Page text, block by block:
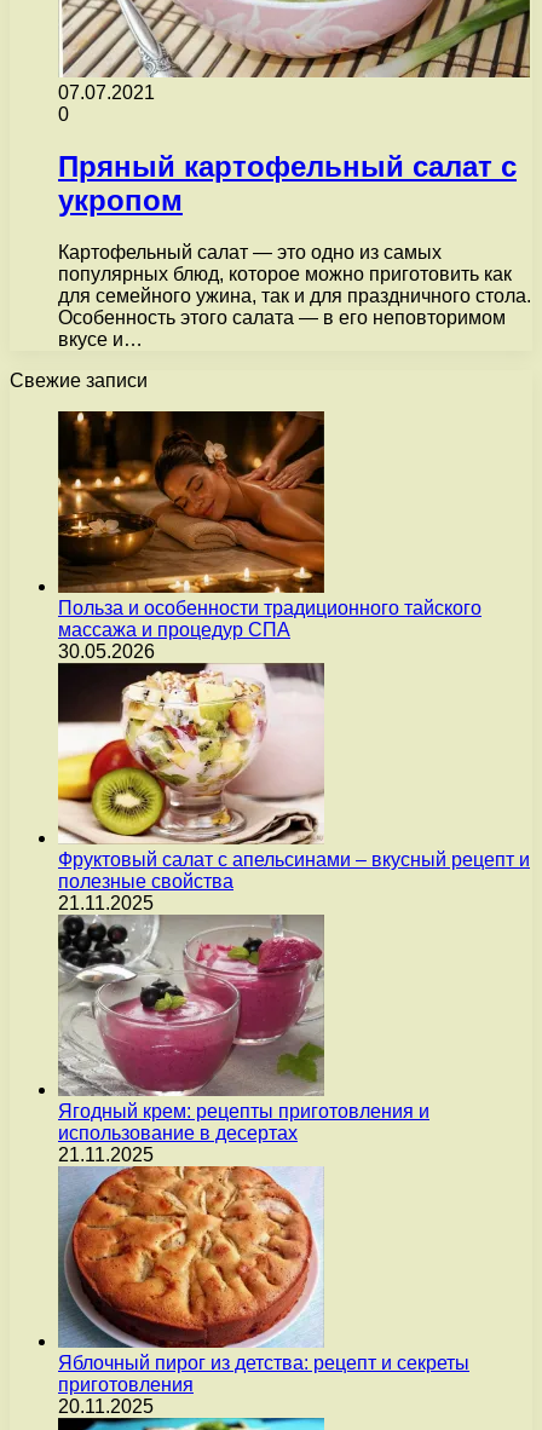
07.07.2021
0
Пряный картофельный салат с
укропом
Картофельный салат — это одно из самых
популярных блюд, которое можно приготовить как
для семейного ужина, так и для праздничного стола.
Особенность этого салата — в его неповторимом
вкусе и…
Свежие записи
Польза и особенности традиционного тайского
массажа и процедур СПА
30.05.2026
Фруктовый салат с апельсинами – вкусный рецепт и
полезные свойства
21.11.2025
Ягодный крем: рецепты приготовления и
использование в десертах
21.11.2025
Яблочный пирог из детства: рецепт и секреты
приготовления
20.11.2025